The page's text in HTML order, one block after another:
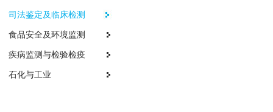
司法鉴定及临床检测
食品安全及环境监测
疾病监测与检验检疫
石化与工业